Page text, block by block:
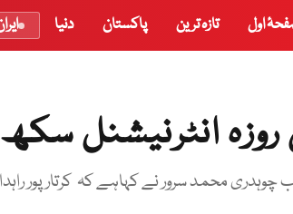
اول تازہ ترین پاکستان دنیا
روزہ انٹرنیشنل
چوہدری محمد سرور نے کہاہے کہ کرتار